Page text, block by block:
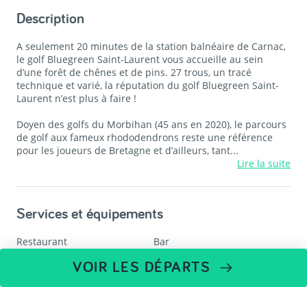
Description
A seulement 20 minutes de la station balnéaire de Carnac,
le golf Bluegreen Saint-Laurent vous accueille au sein
d’une forêt de chênes et de pins. 27 trous, un tracé
technique et varié, la réputation du golf Bluegreen Saint-
Laurent n’est plus à faire !
Doyen des golfs du Morbihan (45 ans en 2020), le parcours
de golf aux fameux rhododendrons reste une référence
pour les joueurs de Bretagne et d’ailleurs, tant...
Lire la suite
Services et équipements
Restaurant
Bar
Espace détente
VOIR LES DÉPARTS